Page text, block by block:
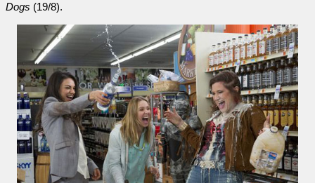
Dogs (19/8).